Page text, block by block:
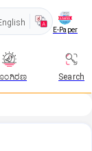
E-Paper
Search